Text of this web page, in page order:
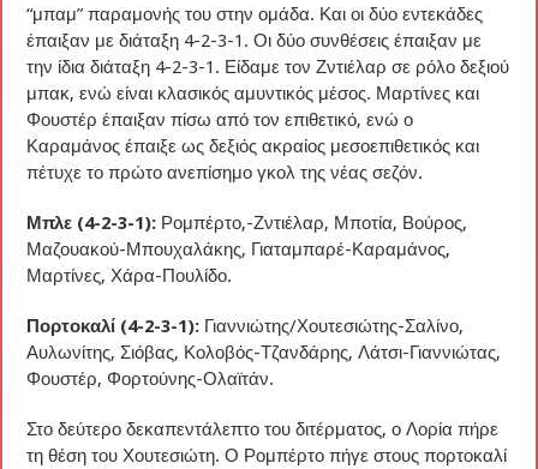
“μπαμ” παραμονής του στην ομάδα. Και οι δύο εντεκάδες
έπαιξαν με διάταξη 4-2-3-1. Οι δύο συνθέσεις έπαιξαν με
την ίδια διάταξη 4-2-3-1. Είδαμε τον Ζντιέλαρ σε ρόλο δεξιού
μπακ, ενώ είναι κλασικός αμυντικός μέσος. Μαρτίνες και
Φουστέρ έπαιξαν πίσω από τον επιθετικό, ενώ ο
Καραμάνος έπαιξε ως δεξιός ακραίος μεσοεπιθετικός και
πέτυχε το πρώτο ανεπίσημο γκολ της νέας σεζόν.
Μπλε (4-2-3-1): Ρομπέρτο,-Ζντιέλαρ, Μποτία, Βούρος,
Μαζουακού-Μπουχαλάκης, Γιαταμπαρέ-Καραμάνος,
Μαρτίνες, Χάρα-Πουλίδο.
Πορτοκαλί (4-2-3-1): Γιαννιώτης/Χουτεσιώτης-Σαλίνο,
Αυλωνίτης, Σιόβας, Κολοβός-Τζανδάρης, Λάτσι-Γιαννιώτας,
Φουστέρ, Φορτούνης-Ολαϊτάν.
Στο δεύτερο δεκαπεντάλεπτο του διτέρματος, ο Λορία πήρε
τη θέση του Χουτεσιώτη. Ο Ρομπέρτο πήγε στους πορτοκαλί